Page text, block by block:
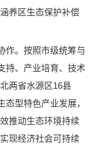
养区生态保护补偿
作。按照市级统筹与
持、产业培育、技术
两省水源区16县
型特色产业发展，
推动生态环境持续
现经济社会可持续